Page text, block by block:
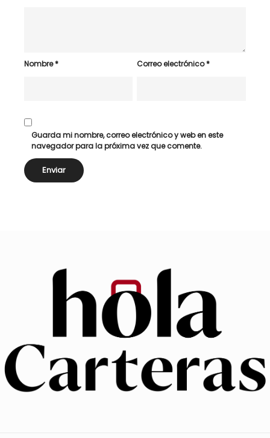
Nombre* Correo electrónico*
Guarda mi nombre, correo electrónico y web en este
navegador para la próxima vez que comente.